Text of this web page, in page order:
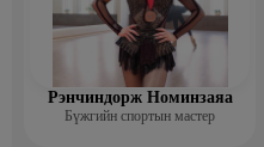
· Зоос банк: Хүний нөөцийн
· ЗГХА, Авто тээврийн газар:
тээврийн хэлтсийн дарга (1995-
Рэнчиндорж Номинзаяа
Бүжгийн спортын мастер